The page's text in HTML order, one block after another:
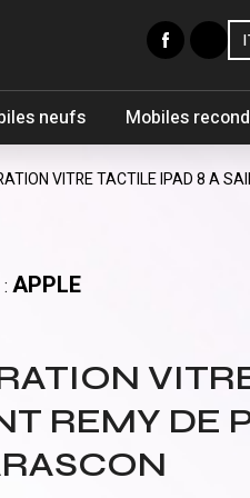
neufs Mobiles
VITRE TACTILE IPAD 8 A
APPLE
REMY DE